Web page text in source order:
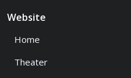
Website
Home
Theater